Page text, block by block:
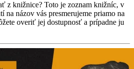
z knižnice? Toto je zoznam knižníc, v
názov vás presmerujeme priamo na
overiť jej dostupnosť a prípadne ju